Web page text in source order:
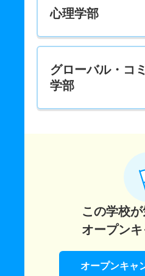
心理学部
グローバル・コ
学部
この学校
オープンキ
オープンキャ